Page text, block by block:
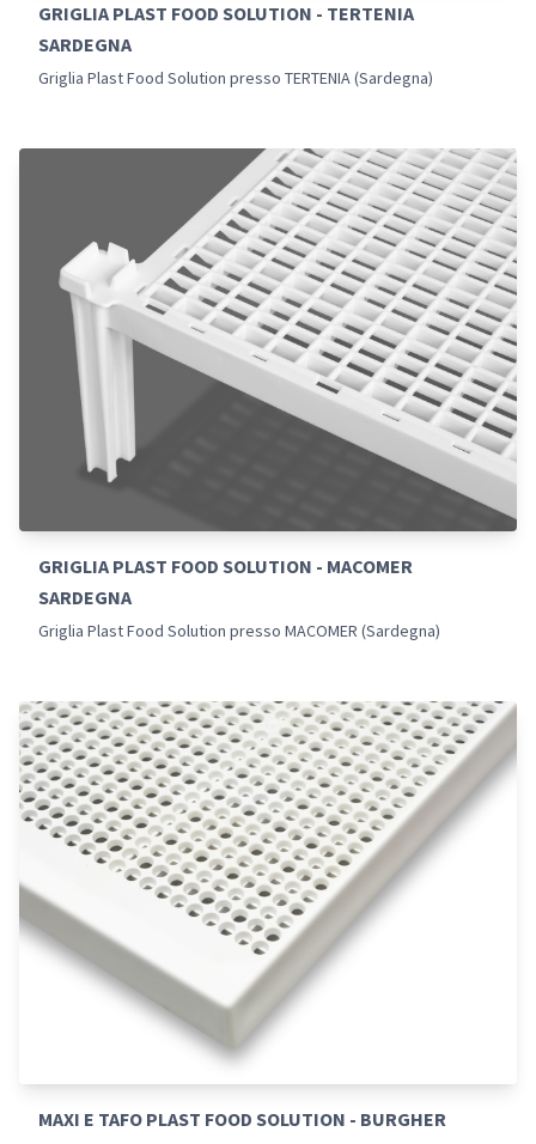
GRIGLIA PLAST FOOD SOLUTION - TERTENIA
SARDEGNA
Griglia Plast Food Solution presso TERTENIA (Sardegna)
GRIGLIA PLAST FOOD SOLUTION - MACOMER
SARDEGNA
Griglia Plast Food Solution presso MACOMER (Sardegna)
MAXI E TAFO PLAST FOOD SOLUTION - BURGHER